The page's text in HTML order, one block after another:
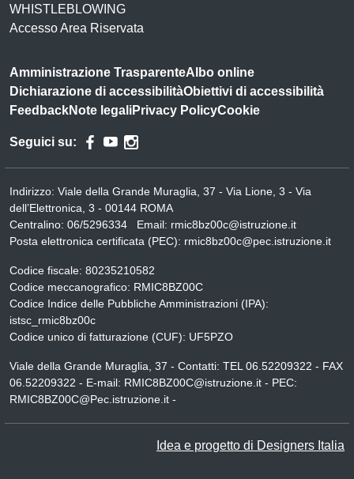
WHISTLEBLOWING
Accesso Area Riservata
Amministrazione TrasparenteAlbo online
Dichiarazione di accessibilitàObiettivi di accessibilità
FeedbackNote legaliPrivacy PolicyCookie
Seguici su:
Indirizzo: Viale della Grande Muraglia, 37 - Via Lione, 3 - Via
dell’Elettronica, 3 - 00144 ROMA
Centralino: 06/5296334 Email: rmic8bz00c@istruzione.it
Posta elettronica certificata (PEC): rmic8bz00c@pec.istruzione.it
Codice fiscale: 80235210582
Codice meccanografico: RMIC8BZ00C
Codice Indice delle Pubbliche Amministrazioni (IPA):
istsc_rmic8bz00c
Codice unico di fatturazione (CUF): UF5PZO
Viale della Grande Muraglia, 37 - Contatti: TEL 06.52209322 - FAX
06.52209322 - E-mail: RMIC8BZ00C@istruzione.it - PEC:
RMIC8BZ00C@Pec.istruzione.it -
Idea e progetto di Designers Italia